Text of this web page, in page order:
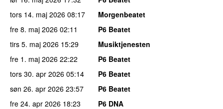
tors 14. maj 2026 08:17
Morgenbeatet
fre 8. maj 2026 02:11
P6 Beatet
tirs 5. maj 2026 15:29
Musiktjenesten
fre 1. maj 2026 22:22
P6 Beatet
tors 30. apr 2026 05:14
P6 Beatet
søn 26. apr 2026 23:57
P6 Beatet
fre 24. apr 2026 18:23
P6 DNA